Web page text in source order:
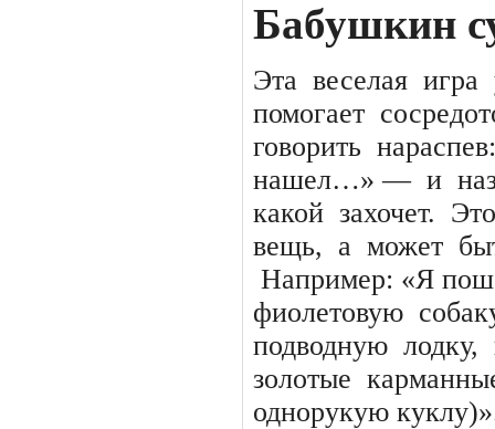
Бабушкин
Эта веселая игра
помогает
говорить
нашел…» — и
какой захочет. Это
вещь, а может
Например: «Я
фиолетовую
подводную лодку,
золотые
однорукую